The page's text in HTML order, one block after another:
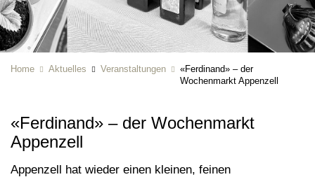
Home Aktuelles Veranstaltungen
«Ferdinand» – der
Wochenmarkt Appenzell
«Ferdinand» – der Wochenmarkt
Appenzell
Appenzell hat wieder einen kleinen, feinen